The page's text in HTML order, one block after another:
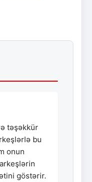
təşəkkür
bu
onun
göstərir.